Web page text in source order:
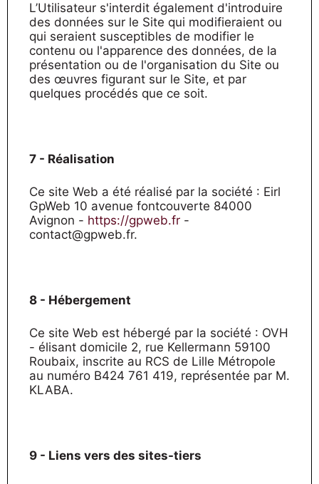
L’Utilisateur s'interdit également d'introduire
des données sur le Site qui modifieraient ou
qui seraient susceptibles de modifier le
contenu ou l'apparence des données, de la
présentation ou de l'organisation du Site ou
des œuvres figurant sur le Site, et par
quelques procédés que ce soit.
7 - Réalisation
Ce site Web a été réalisé par la société : Eirl
GpWeb 10 avenue fontcouverte 84000
Avignon - https://gpweb.fr -
contact@gpweb.fr.
8 - Hébergement
Ce site Web est hébergé par la société : OVH
- élisant domicile 2, rue Kellermann 59100
Roubaix, inscrite au RCS de Lille Métropole
au numéro B424 761 419, représentée par M.
KLABA.
9 - Liens vers des sites-tiers